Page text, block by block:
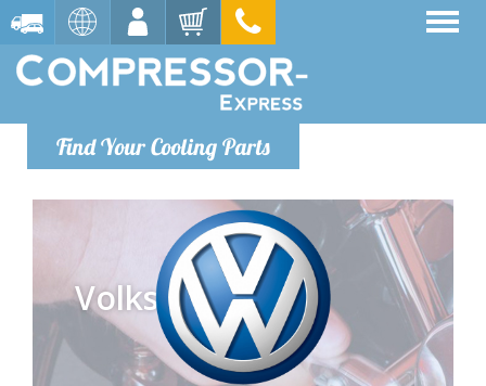
Find Your Cooling Parts
Volkswagen